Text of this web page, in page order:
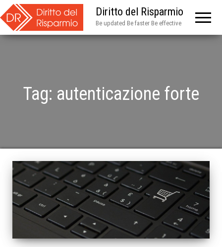
Diritto del Risparmio
Be updated Be faster Be effective
Tag: autenticazione forte